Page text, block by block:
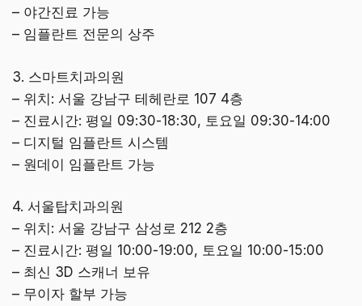
– 야간진료 가능
– 임플란트 전문의 상주
3. 스마트치과의원
– 위치: 서울 강남구 테헤란로 107 4층
– 진료시간: 평일 09:30-18:30, 토요일 09:30-14:00
– 디지털 임플란트 시스템
– 원데이 임플란트 가능
4. 서울탑치과의원
– 위치: 서울 강남구 삼성로 212 2층
– 진료시간: 평일 10:00-19:00, 토요일 10:00-15:00
– 최신 3D 스캐너 보유
– 무이자 할부 가능